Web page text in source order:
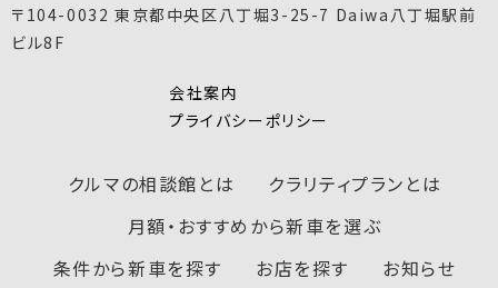
・当社のサービス改善のため
・お問い合わせ内容の確認、お問い合わせへのご
■個人情報の第三者提供について
合を除き、取得した個人情報を第三者に提供す
ることはありません。
■個人情報の取扱いの委託について
〒104-0032 東京都中央区八丁堀3-25-7 Daiwa八丁堀駅前
ビル8F
会社案内
プライバシーポリシー
クルマの相談館とは
クラリティプランとは
月額・おすすめから新車を選ぶ
条件から新車を探す
お店を探す お知らせ